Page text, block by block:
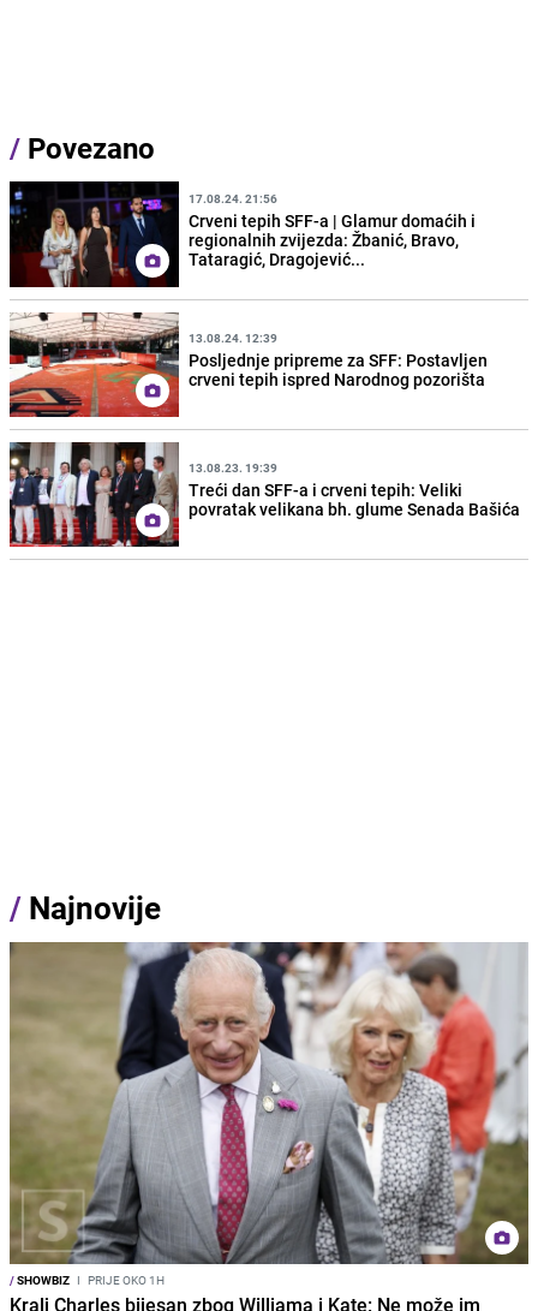
/ Povezano
17.08.24. 21:56
Crveni tepih SFF-a | Glamur domaćih i
regionalnih zvijezda: Žbanić, Bravo,
Tataragić, Dragojević...
13.08.24. 12:39
Posljednje pripreme za SFF: Postavljen
crveni tepih ispred Narodnog pozorišta
13.08.23. 19:39
Treći dan SFF-a i crveni tepih: Veliki
povratak velikana bh. glume Senada Bašića
/ Najnovije
/SHOWBIZ I PRIJE OKO 1H
Kralj Charles bijesan zbog Williama i Kate: Ne može im